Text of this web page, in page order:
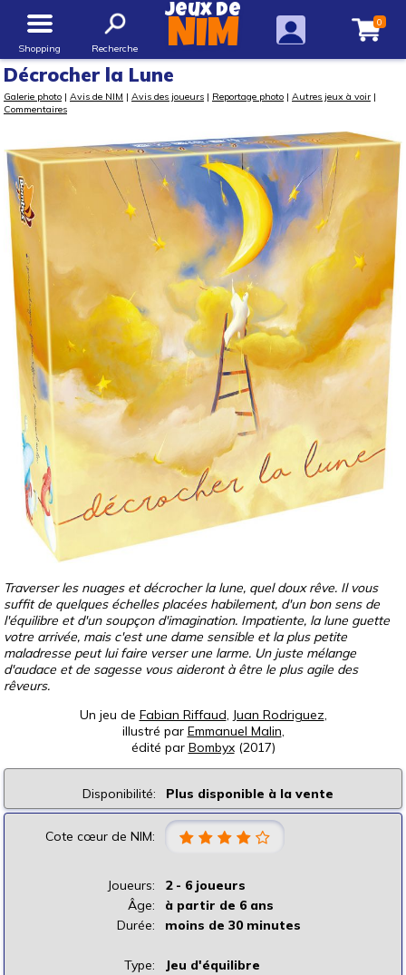
Shopping Recherche
Jeux de
NIM 0
Décrocher la Lune
Galerie photo | Avis de NIM | Avis des joueurs | Reportage photo | Autres jeux à voir |
Commentaires
Traverser les nuages et décrocher la lune, quel doux rêve. Il vous
suffit de quelques échelles placées habilement, d'un bon sens de
l'équilibre et d'un soupçon d'imagination. Impatiente, la lune guette
votre arrivée, mais c'est une dame sensible et la plus petite
maladresse peut lui faire verser une larme. Un juste mélange
d'audace et de sagesse vous aideront à être le plus agile des
rêveurs.
Un jeu de Fabian Riffaud, Juan Rodriguez,
illustré par Emmanuel Malin,
édité par Bombyx(2017)
Disponibilité: Plus disponible à la vente
Cote cœur de NIM:
Joueurs:
2 - 6 joueurs
Âge:
à partir de 6 ans
Durée:
moins de 30 minutes
Type: Jeu d'équilibre